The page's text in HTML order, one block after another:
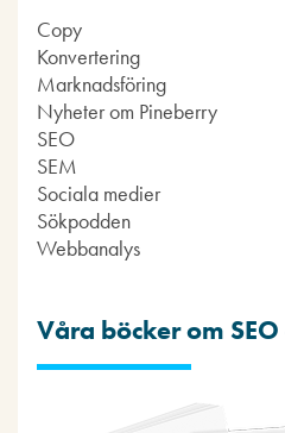
Copy
Konvertering
Marknadsföring
Nyheter om Pineberry
SEO
SEM
Sociala medier
Sökpodden
Webbanalys
Våra böcker om